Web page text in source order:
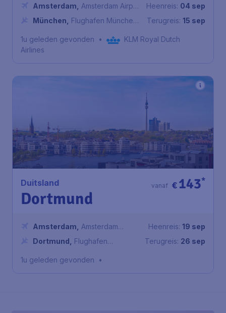
Amsterdam
Amsterdam Airport
Schiphol
München
Flughafen München
Heenreis: 04 sep
Terugreis: 15 sep
1u geleden gevonden •
KLM Royal Dutch
Airlines
Duitsland
Dortmund
€143*
vanaf
Amsterdam
Amsterdam
Airport Schiphol
Dortmund
Flughafen
Heenreis: 19 sep
Terugreis: 26 sep
1u geleden gevonden •